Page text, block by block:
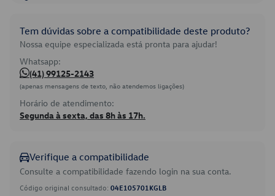
Tem dúvidas sobre a compatibilidade deste produto?
Nossa equipe especializada está pronta para ajudar!
Whatsapp:
(41) 99125-2143
(apenas mensagens de texto, não atendemos ligações)
Horário de atendimento:
Segunda à sexta, das 8h às 17h.
Verifique a compatibilidade
Consulte a compatibilidade fazendo login na sua conta.
Código original consultado: 04E105701KGLB